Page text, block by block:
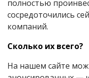
полностью
сосредоточились
компаний.
Сколько их всего?
На нашем сайте